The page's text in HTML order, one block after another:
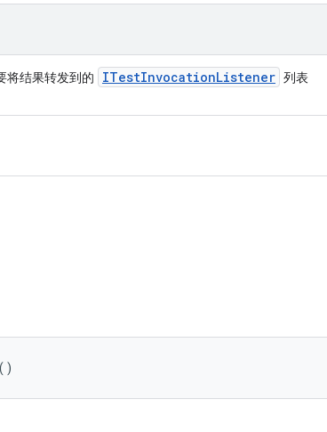
将结果转发到的 ITestInvocationListener 列表